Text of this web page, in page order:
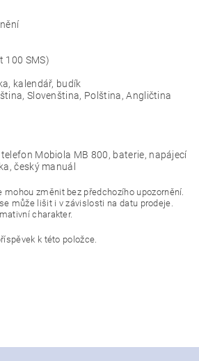
100 SMS)
kalendář, budík
Slovenština, Polština, Angličtina
Mobiola MB 800, baterie, napájecí
český manuál
změnit bez předchozího upozornění.
může lišit i v závislosti na datu prodeje.
charakter.
k této položce.